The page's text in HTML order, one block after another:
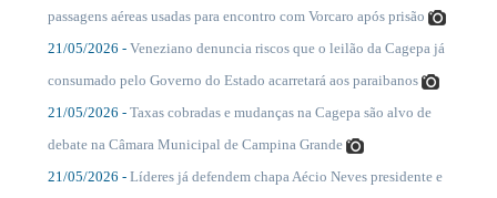
passagens aéreas usadas para encontro com Vorcaro após prisão
21/05/2026 - Veneziano denuncia riscos que o leilão da Cagepa já
consumado pelo Governo do Estado acarretará aos paraibanos
21/05/2026 - Taxas cobradas e mudanças na Cagepa são alvo de
debate na Câmara Municipal de Campina Grande
21/05/2026 - Líderes já defendem chapa Aécio Neves presidente e